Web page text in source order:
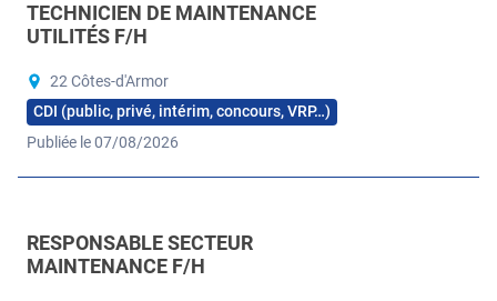
TECHNICIEN DE MAINTENANCE
UTILITÉS F/H
22 Côtes-d'Armor
CDI (public, privé, intérim, concours, VRP…)
Publiée le 07/08/2026
RESPONSABLE SECTEUR
MAINTENANCE F/H